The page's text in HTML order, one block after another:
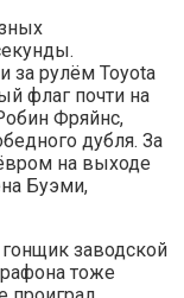
за рулём Toyota
флаг почти на
Фряйнс,
дубля. За
на выходе
Буэми,
заводской
тоже